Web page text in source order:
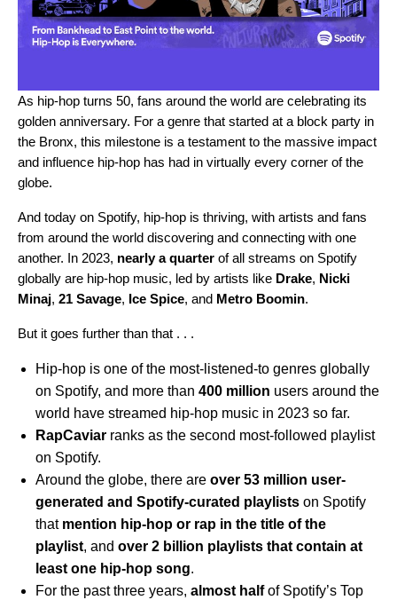
As hip-hop turns 50, fans around the world are celebrating its
golden anniversary. For a genre that started at a block party in
the Bronx, this milestone is a testament to the massive impact
and influence hip-hop has had in virtually every corner of the
globe.
And today on Spotify, hip-hop is thriving, with artists and fans
from around the world discovering and connecting with one
another. In 2023, nearly a quarter of all streams on Spotify
globally are hip-hop music, led by artists like Drake, Nicki
Minaj, 21 Savage, Ice Spice, and Metro Boomin.
But it goes further than that . . .
Hip-hop is one of the most-listened-to genres globally
on Spotify, and more than 400 million users around the
world have streamed hip-hop music in 2023 so far.
RapCaviar ranks as the second most-followed playlist
on Spotify.
Around the globe, there are over 53 million user-
generated and Spotify-curated playlists on Spotify
that mention hip-hop or rap in the title of the
playlist, and over 2 billion playlists that contain at
least one hip-hop song.
For the past three years, almost halfof Spotify’s Top